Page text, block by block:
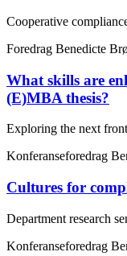
Cooperative
Foredrag Benedicte
What skills are
(E)MBA thesis?
Exploring the next
Konferanseforedrag
Cultures for
Department research
Konferanseforedrag